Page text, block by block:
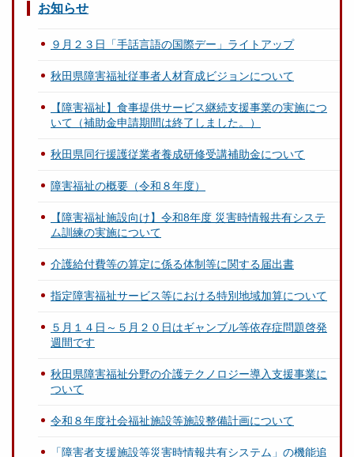
お知らせ
９月２３日「手話言語の国際デー」ライトアップ
秋田県障害福祉従事者人材育成ビジョンについて
【障害福祉】食事提供サービス継続支援事業の実施につ
いて（補助金申請期間は終了しました。）
秋田県同行援護従業者養成研修受講補助金について
障害福祉の概要（令和８年度）
【障害福祉施設向け】令和8年度 災害時情報共有システ
ム訓練の実施について
介護給付費等の算定に係る体制等に関する届出書
指定障害福祉サービス等における特別地域加算について
５月１４日～５月２０日はギャンブル等依存症問題啓発
週間です
秋田県障害福祉分野の介護テクノロジー導入支援事業に
ついて
令和８年度社会福祉施設等施設整備計画について
「障害者支援施設等災害時情報共有システム」の機能追